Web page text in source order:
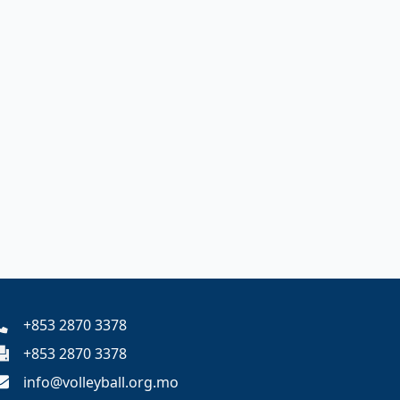
+853 2870 3378
+853 2870 3378
info@volleyball.org.mo